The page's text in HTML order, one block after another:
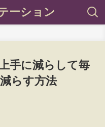
ーション
手に減らして毎
らす方法